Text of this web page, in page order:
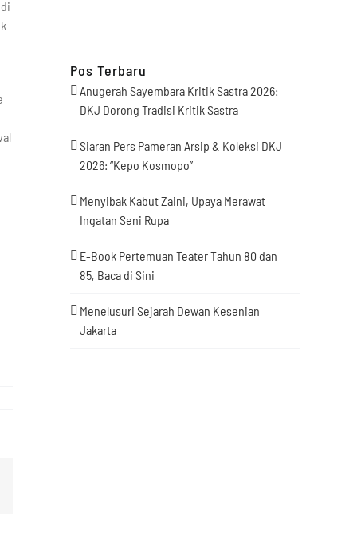
Pos Terbaru
Anugerah Sayembara Kritik Sastra 2026:
DKJ Dorong Tradisi Kritik Sastra
Siaran Pers Pameran Arsip & Koleksi DKJ
2026: “Kepo Kosmopo”
Menyibak Kabut Zaini, Upaya Merawat
Ingatan Seni Rupa
E-Book Pertemuan Teater Tahun 80 dan
85, Baca di Sini
Menelusuri Sejarah Dewan Kesenian
Jakarta